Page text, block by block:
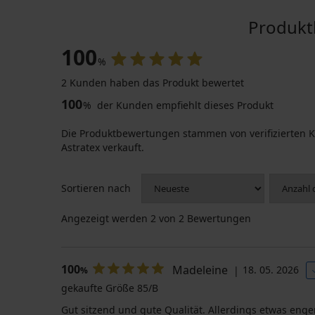
100%
2 Kunden haben das Produkt bewertet
100% der Kunden empfiehlt dieses Produkt
Die Produktbewertungen stammen von verifizierten
Astratex verkauft.
Sortieren nach
Angezeigt werden 2 von 2 Bewertungen
100% Madeleine
18. 05. 2026
gekaufte Größe 85/B
Gut sitzend und gute Qualität. Allerdings etwas